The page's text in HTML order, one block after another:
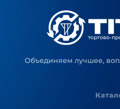
Объединяем лучшее,